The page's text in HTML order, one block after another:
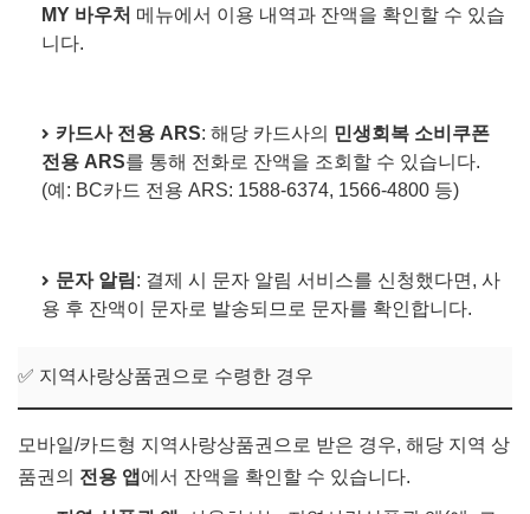
MY 바우처 메뉴에서 이용 내역과 잔액을 확인할 수 있습
니다.
카드사 전용 ARS: 해당 카드사의 민생회복 소비쿠폰
전용 ARS를 통해 전화로 잔액을 조회할 수 있습니다.
(예: BC카드 전용 ARS: 1588-6374, 1566-4800 등)
문자 알림: 결제 시 문자 알림 서비스를 신청했다면, 사
용 후 잔액이 문자로 발송되므로 문자를 확인합니다.
✅ 지역사랑상품권으로 수령한 경우
모바일/카드형 지역사랑상품권으로 받은 경우, 해당 지역 상
품권의 전용 앱 에서 잔액을 확인할 수 있습니다.